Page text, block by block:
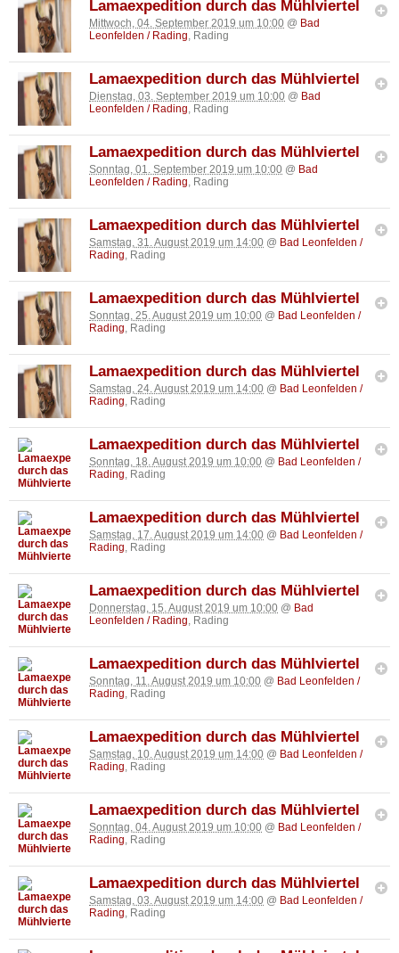
Lamaexpedition durch das Mühlviertel
Mittwoch, 04. September 2019 um 10:00 @ Bad
Leonfelden / Rading , Rading
Lamaexpedition durch das Mühlviertel
Dienstag, 03. September 2019 um 10:00 @ Bad
Leonfelden / Rading , Rading
Lamaexpedition durch das Mühlviertel
Sonntag, 01. September 2019 um 10:00 @ Bad
Leonfelden / Rading , Rading
Lamaexpedition durch das Mühlviertel
Samstag, 31. August 2019 um 14:00 @ Bad Leonfelden /
Rading , Rading
Lamaexpedition durch das Mühlviertel
Sonntag, 25. August 2019 um 10:00 @ Bad Leonfelden /
Rading , Rading
Lamaexpedition durch das Mühlviertel
Samstag, 24. August 2019 um 14:00 @ Bad Leonfelden /
Rading , Rading
Lamaexpedition durch das Mühlviertel
Sonntag, 18. August 2019 um 10:00 @ Bad Leonfelden /
Rading , Rading
Lamaexpedition durch das Mühlviertel
Samstag, 17. August 2019 um 14:00 @ Bad Leonfelden /
Rading , Rading
Lamaexpedition durch das Mühlviertel
Donnerstag, 15. August 2019 um 10:00 @ Bad
Leonfelden / Rading , Rading
Lamaexpedition durch das Mühlviertel
Sonntag, 11. August 2019 um 10:00 @ Bad Leonfelden /
Rading , Rading
Lamaexpedition durch das Mühlviertel
Samstag, 10. August 2019 um 14:00 @ Bad Leonfelden /
Rading , Rading
Lamaexpedition durch das Mühlviertel
Sonntag, 04. August 2019 um 10:00 @ Bad Leonfelden /
Rading , Rading
Lamaexpedition durch das Mühlviertel
Samstag, 03. August 2019 um 14:00 @ Bad Leonfelden /
Rading , Rading